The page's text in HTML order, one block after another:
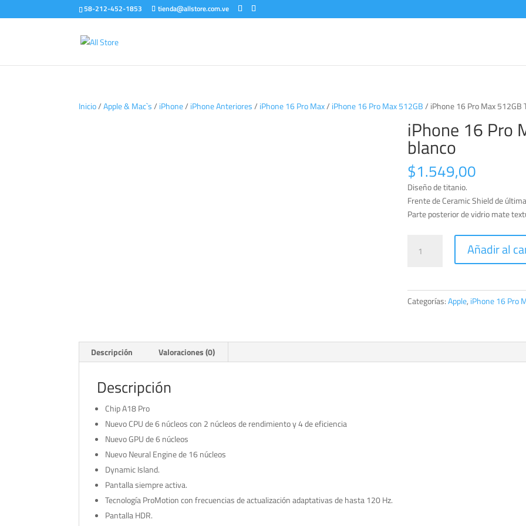
58-212-452-1853 tienda@allstore.com.ve
Inicio/Apple & Mac`s/ iPhone/ iPhone Anteriores/ iPhone 16 Pro Max/ iPhone 16 Pro Max 512GB/ iPhone 16 Pro Max 512GB
iPhone 16 Pro
blanco
$1.549,00
Diseño de titanio.
Frente de Ceramic Shield de
Parte posterior de vidrio mate
Titanio
Añadir al
Categorías:Apple, iPhone 16 Pro
Descripción Valoraciones (0)
Descripción
Chip A18 Pro
Nuevo CPU de 6 núcleos con 2 núcleos de rendimiento y 4 de eficiencia
Nuevo GPU de 6 núcleos
Nuevo Neural Engine de 16 núcleos
Dynamic Island.
Pantalla siempre activa.
Tecnología ProMotion con frecuencias de actualización adaptativas de hasta 120 Hz.
Pantalla HDR.